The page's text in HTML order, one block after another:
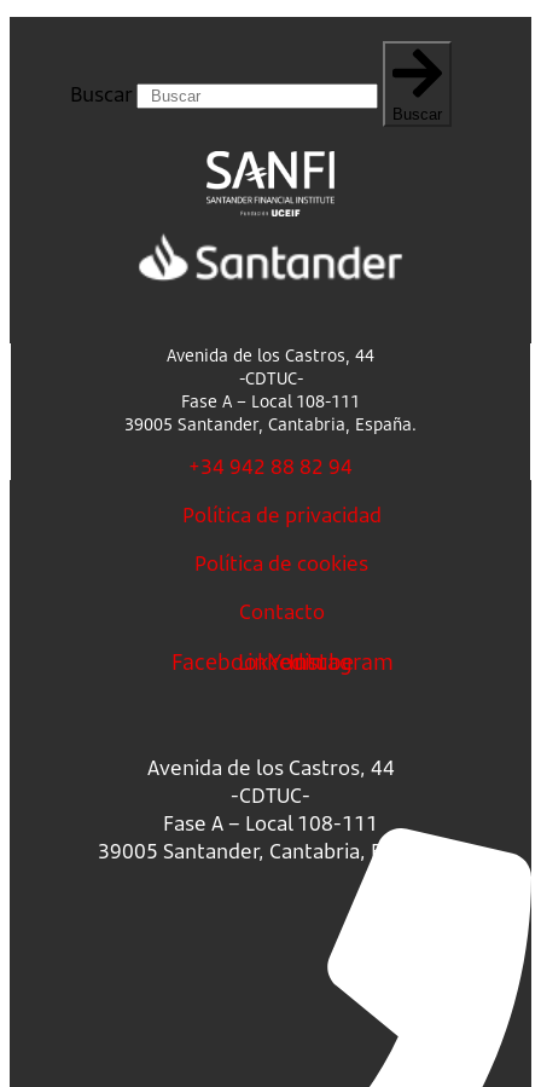
Buscar
Buscar
Avenida de los Castros, 44
-CDTUC-
Fase A – Local 108-111
39005 Santander, Cantabria, España.
+34 942 88 82 94
Política de privacidad
Política de cookies
Contacto
FacebookLinkedin
Youtube
Instagram
Avenida de los Castros, 44
-CDTUC-
Fase A – Local 108-111
39005 Santander, Cantabria, España.